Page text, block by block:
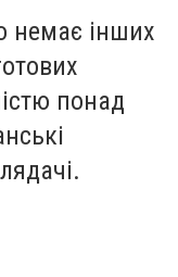
немає інших
понад